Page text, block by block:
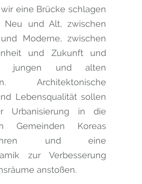
eine Brücke schlagen
Neu und Alt, zwischen
Moderne, zwischen
und Zukunft und
jungen und alten
Architektonische
Lebensqualität sollen
Urbanisierung in die
Gemeinden Koreas
und eine
zur Verbesserung
anstoßen.